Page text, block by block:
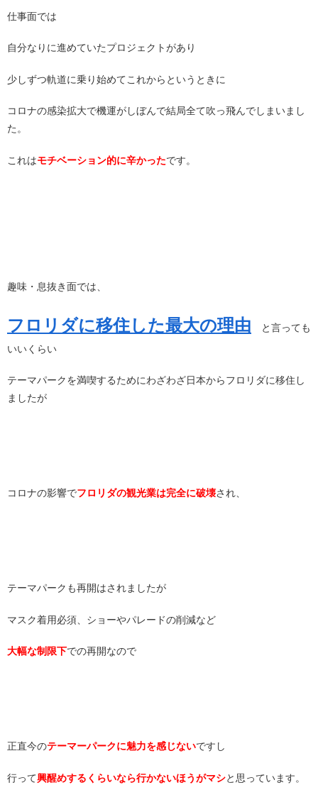
仕事面では
自分なりに進めていたプロジェクトがあり
少しずつ軌道に乗り始めてこれからというときに
コロナの感染拡大で機運がしぼんで結局全て吹っ飛んでしまいまし
た。
これはモチベーション的に辛かったです。
趣味・息抜き面では、
フロリダに移住した最大の理由 と言っても
いいくらい
テーマパークを満喫するためにわざわざ日本からフロリダに移住し
ましたが
コロナの影響でフロリダの観光業は完全に破壊され、
テーマパークも再開はされましたが
マスク着用必須、ショーやパレードの削減など
大幅な制限下での再開なので
正直今のテーマーパークに魅力を感じないですし
行って興醒めするくらいなら行かないほうがマシと思っています。